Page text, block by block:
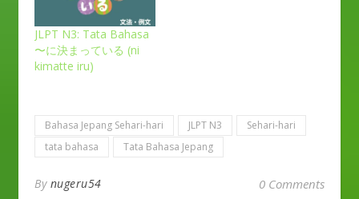
JLPT N3: Tata Bahasa
〜に決まっている (ni
kimatte iru)
Bahasa Jepang Sehari-hari JLPT N3
Sehari-hari
tata bahasa
Tata Bahasa Jepang
By nugeru54 0 Comments